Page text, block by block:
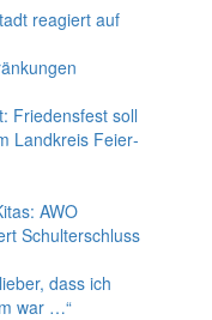
reagiert auf
Friedens­fest soll
Land­kreis Feier­
AWO
Schulterschluss
dass ich
war …“